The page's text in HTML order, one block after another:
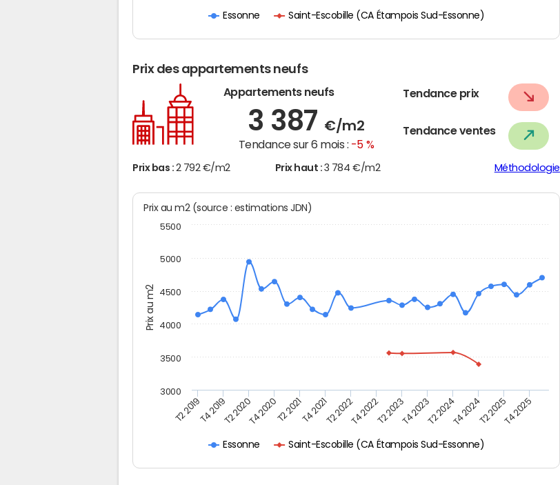
Essonne Saint-Escobille (CA Étampois Sud-Essonne)
Prix des appartements neufs
Appartements neufs
3 387 €/m2
Tendance sur 6 mois : -5 %
Tendance prix
Tendance ventes
Prix bas : 2 792 €/m2 Prix haut : 3 784 €/m2 Méthodologie
Prix au m2
Prix au m2 (source : estimations JDN)
Essonne Saint-Escobille (CA Étampois Sud-Essonne)
T2 2019T4 2019T2 2020T4 2020T2 2021T4 2021T2 2022T4 2022T2 2023T4 2023T2 2024T4 2024T2 2025T4 2025
3000
3500
4000
4500
5000
5500